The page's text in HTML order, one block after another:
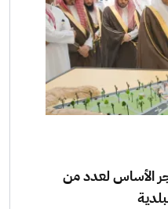
الأساس لعدد من